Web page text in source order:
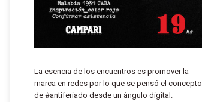
La esencia de los encuentros es promover la
marca en redes por lo que se pensó el concepto
de #antiferiado desde un ángulo digital.